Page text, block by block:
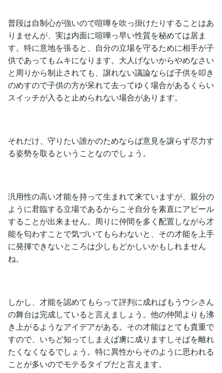
普段は自制心が強いので喧嘩を吹っ掛けたりすることはあ
りませんが、実は内面に喧嘩っ早い性質を秘めては居ま
す。特に意地を張ると、自分の立場を守るために相手が子
供であってもムキになります。大人げないからやめなさい
と周りから制止されても、譲れない議論ならば子供を叩き
のめすので子供の方が呆れて去ってゆく場合があるくらい
スイッチが入ると止められない場合があります。
それだけ、守りたい誰かのためならば意見を譲らず尽力す
る姿勢を取るということなのでしょう。
汎用性の高い才能を持って生まれて来ていますが、親分の
ように君臨する立場であるからこそ自分を素直にアピール
することが出来ません。周りに仲間を多く配置しながら才
能を匂わすことで気づいてもらわないと、その才能を上手
に発揮できないところは少しもどかしいかもしれません
ね。
しかし、才能を認めてもらって評判に成ればもうウシさん
の舞台は完成していると言えましょう。他の仲間よりも沸
き上がるようなアイデアがある。その才能はとても貴重で
すので、いちど知ってしまえば虜に成りますしそばを離れ
たくなくなるでしょう。特に異性からそのように思われる
ことが多いのでモテるタイプだと言えます。